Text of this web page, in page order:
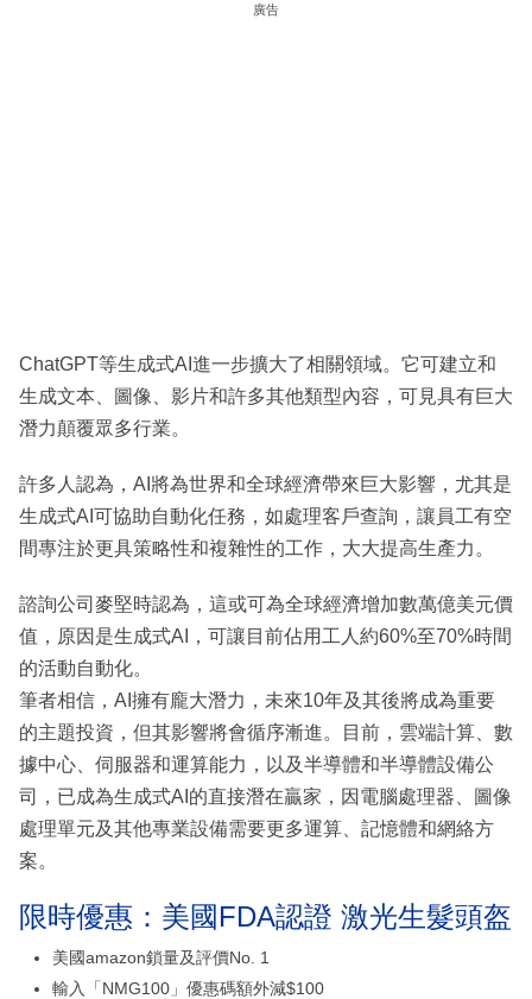
廣告
ChatGPT等生成式AI進一步擴大了相關領域。它可建立和
生成文本、圖像、影片和許多其他類型內容，可見具有巨大
潛力顛覆眾多行業。
許多人認為，AI將為世界和全球經濟帶來巨大影響，尤其是
生成式AI可協助自動化任務，如處理客戶查詢，讓員工有空
間專注於更具策略性和複雜性的工作，大大提高生產力。
諮詢公司麥堅時認為，這或可為全球經濟增加數萬億美元價
值，原因是生成式AI，可讓目前佔用工人約60%至70%時間
的活動自動化。
筆者相信，AI擁有龐大潛力，未來10年及其後將成為重要
的主題投資，但其影響將會循序漸進。目前，雲端計算、數
據中心、伺服器和運算能力，以及半導體和半導體設備公
司，已成為生成式AI的直接潛在贏家，因電腦處理器、圖像
處理單元及其他專業設備需要更多運算、記憶體和網絡方
案。
限時優惠：美國FDA認證 激光生髮頭盔
美國amazon鎖量及評價No. 1
輸入「NMG100」優惠碼額外減$100